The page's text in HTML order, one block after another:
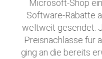
Microsoft-Shop
Software-Rabatte
weltweit gesendet.
Preisnachlässe für
ging an die bereits